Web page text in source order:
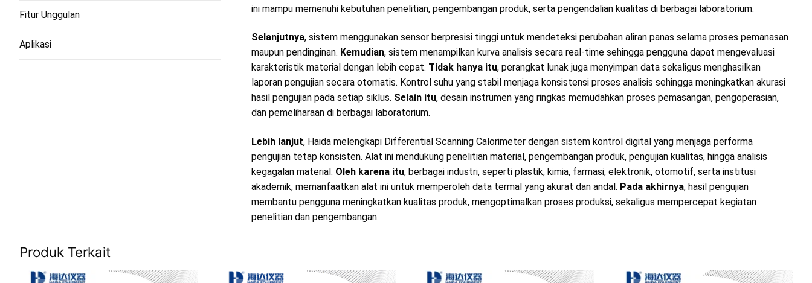
Fitur Unggulan
Aplikasi
ini mampu memenuhi kebutuhan penelitian, pengembangan produk, serta pengendalian kualitas di berbagai laboratorium.
Selanjutnya, sistem menggunakan sensor berpresisi tinggi untuk mendeteksi perubahan aliran panas selama proses pemanasan
maupun pendinginan. Kemudian, sistem menampilkan kurva analisis secara real-time sehingga pengguna dapat mengevaluasi
karakteristik material dengan lebih cepat. Tidak hanya itu, perangkat lunak juga menyimpan data sekaligus menghasilkan
laporan pengujian secara otomatis. Kontrol suhu yang stabil menjaga konsistensi proses analisis sehingga meningkatkan akurasi
hasil pengujian pada setiap siklus. Selain itu, desain instrumen yang ringkas memudahkan proses pemasangan, pengoperasian,
dan pemeliharaan di berbagai laboratorium.
Lebih lanjut, Haida melengkapi Differential Scanning Calorimeter dengan sistem kontrol digital yang menjaga performa
pengujian tetap konsisten. Alat ini mendukung penelitian material, pengembangan produk, pengujian kualitas, hingga analisis
kegagalan material. Oleh karena itu, berbagai industri, seperti plastik, kimia, farmasi, elektronik, otomotif, serta institusi
akademik, memanfaatkan alat ini untuk memperoleh data termal yang akurat dan andal. Pada akhirnya, hasil pengujian
membantu pengguna meningkatkan kualitas produk, mengoptimalkan proses produksi, sekaligus mempercepat kegiatan
penelitian dan pengembangan.
Produk Terkait